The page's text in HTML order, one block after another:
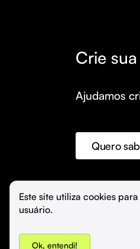
Crie
Ajudamos
Quero
©️ Hubla
Este site utiliza cookies
usuário.
Ok, entendi!